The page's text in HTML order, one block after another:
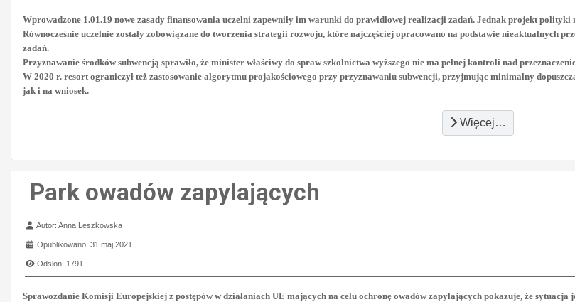
Wprowadzone 1.01.19 nowe zasady finansowania uczelni zapewniły im warunki do prawidłowej realizacji zadań. Jednak projekt polityki
Równocześnie uczelnie zostały zobowiązane do tworzenia strategii rozwoju, które najczęściej opracowano na podstawie nieaktualnych
zadań.
Przyznawanie środków subwencją sprawiło, że minister właściwy do spraw szkolnictwa wyższego nie ma pełnej kontroli nad
W 2020 r. resort ograniczył też zastosowanie algorytmu projakościowego przy przyznawaniu subwencji, przyjmując minimalny
jak i na wniosek.
Więcej…
Park owadów zapylających
Szczegóły
Autor:Anna Leszkowska
Opublikowano: 31 maj 2021
Odsłon: 1791
Sprawozdanie Komisji Europejskiej z postępów w działaniach UE mających na celu ochronę owadów zapylających pokazuje, że sytuacja